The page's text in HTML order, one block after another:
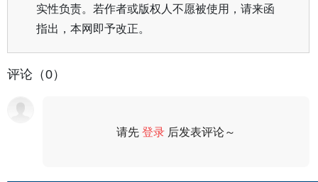
实性负责。若作者或版权人不愿被使用，请来函
指出，本网即予改正。
评论（0）
请先登录 后发表评论～